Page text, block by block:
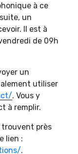
à ce
un
Il est à
de 09h
un
utiliser
. Vous y
à remplir.
trouvent près
lien :
.